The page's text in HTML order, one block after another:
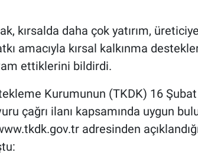
kırsalda daha çok yatırım,
amacıyla kırsal kalkınma
ettiklerini bildirdi.
Kurumunun (TKDK) 16
çağrı ilanı kapsamında uygun
adresinden